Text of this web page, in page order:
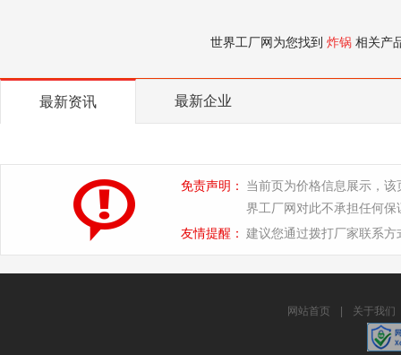
世界工厂网为您找到 炸锅 相关产
最新资讯 最新企业
免责声明：
当前页为价格信息展示，
界工厂网对此不承担任何保
友情提醒： 建议您通过拨打厂家联系
网站首页 关于我们